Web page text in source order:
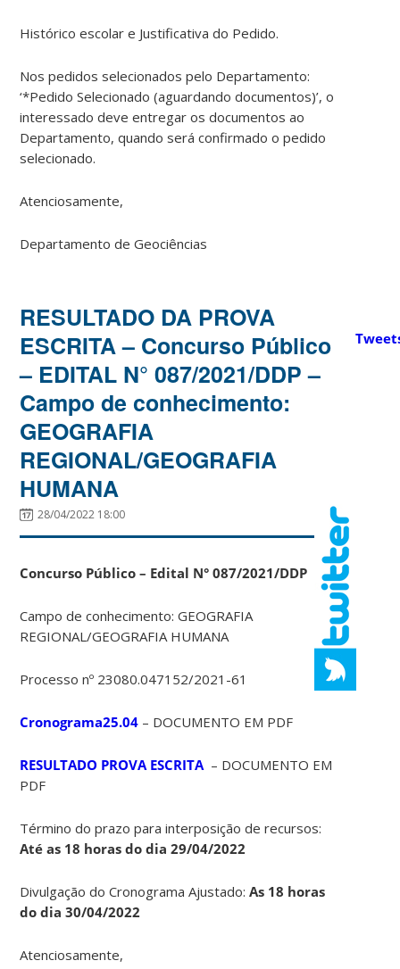
Histórico escolar e Justificativa do Pedido.
Nos pedidos selecionados pelo Departamento:
‘*Pedido Selecionado (aguardando documentos)’, o
interessado deve entregar os documentos ao
Departamento, quando será confirmado o pedido
selecionado.
Atenciosamente,
Departamento de Geociências
RESULTADO DA PROVA
ESCRITA – Concurso Público
– EDITAL N° 087/2021/DDP –
Campo de conhecimento:
GEOGRAFIA
REGIONAL/GEOGRAFIA
HUMANA
28/04/2022 18:00
Concurso Público – Edital N° 087/2021/DDP
Campo de conhecimento: GEOGRAFIA
REGIONAL/GEOGRAFIA HUMANA
Processo nº 23080.047152/2021-61
Cronograma25.04 – DOCUMENTO EM PDF
RESULTADO PROVA ESCRITA – DOCUMENTO EM
PDF
Término do prazo para interposição de recursos:
Até as 18 horas do dia 29/04/2022
Divulgação do Cronograma Ajustado:As 18 horas
do dia 30/04/2022
Atenciosamente,